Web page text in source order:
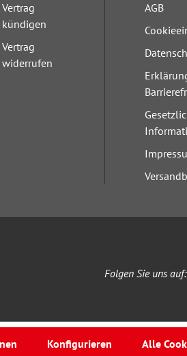
Vertrag
kündigen
Vertrag
widerrufen
AGB
Folgen Sie uns auf:
Konfigurieren Alle